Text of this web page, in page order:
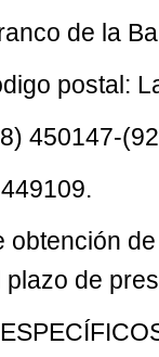
de la
postal:
450147-
obtención
plazo de